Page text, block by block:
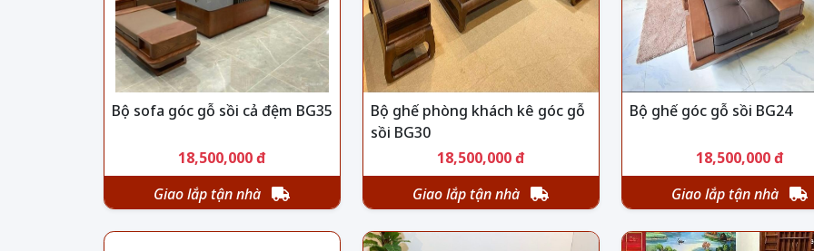
Bộ sofa góc gỗ sồi cả đệm BG35
18,500,000 đ
Giao lắp tận nhà
Bộ ghế phòng khách kê góc gỗ
sồi BG30
18,500,000 đ
Giao lắp tận nhà
Bộ ghế góc gỗ sồi BG24
18,500,000 đ
Giao lắp tận nhà